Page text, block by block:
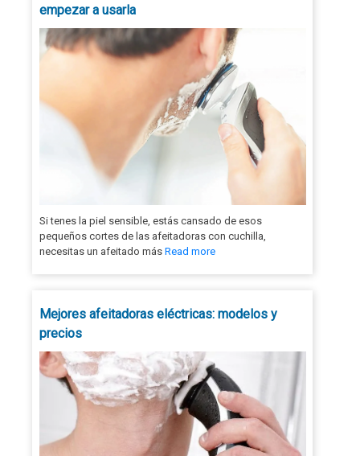
empezar a usarla
Si tenes la piel sensible, estás cansado de esos
pequeños cortes de las afeitadoras con cuchilla,
necesitas un afeitado más Read more
Mejores afeitadoras eléctricas: modelos y
precios